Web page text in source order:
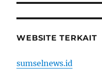
WEBSITE TERKAIT
sumselnews.id